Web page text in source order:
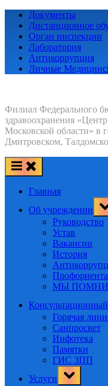
Skip
content
Документы
Дистанционное
Орган инспекции
Лаборатория
Антикоррупция
Личные
Филиал Федерального
здравоохранения
Московской области» в
Дмитровском,
Главная
Об учреждении
Руководство
Устав
Вакансии
История
МЫ
Горячая
Санпросвет
Инфотека
Памятки
ГИС ЗПП
Услуги
Toggle
sub-